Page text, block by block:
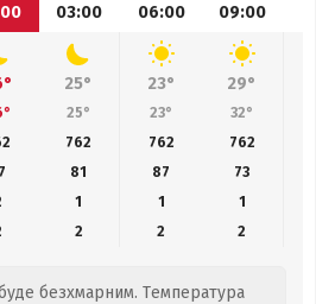
03:00 06:00 09:00
25° 23° 29°
25° 23° 32°
762 762 762
81 87 73
1 1
1
2 2 2
безхмарним. Температура